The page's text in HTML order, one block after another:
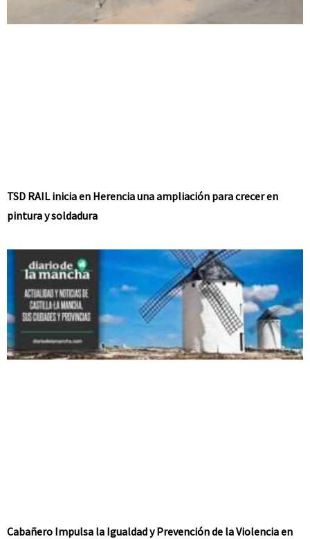
TSD RAIL inicia en Herencia una ampliación para crecer en
pintura y soldadura
Cabañero Impulsa la Igualdad y Prevención de la Violencia en